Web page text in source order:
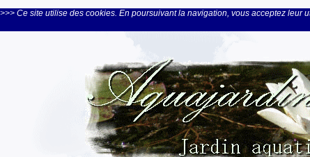
>>> Ce site utilise des cookies. En poursuivant la navigation, vous acceptez leur